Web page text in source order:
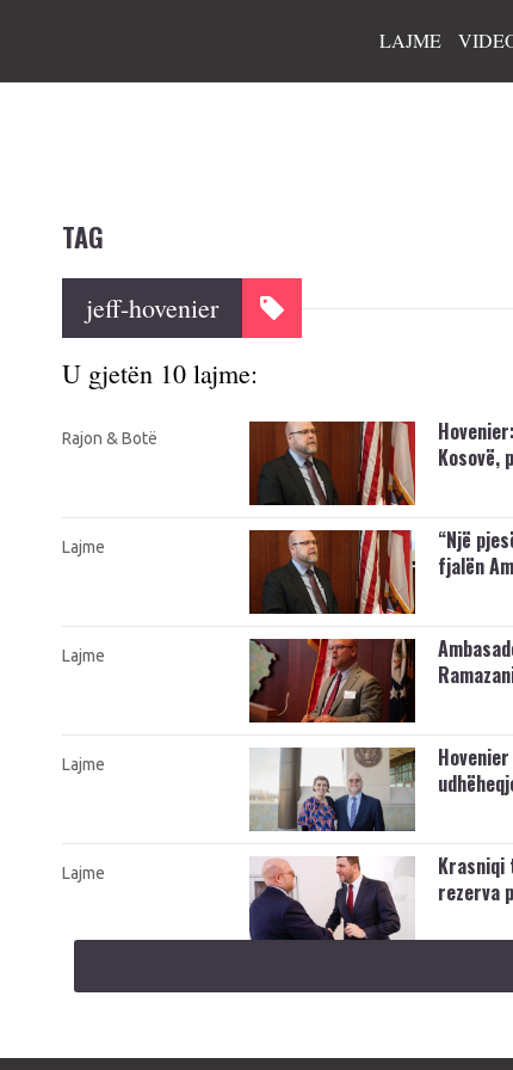
LAJME
TAG
jeff-hovenier
U gjetën 10 lajme:
Rajon & Botë
Kosovë,
Lajme
“Një
fjalën
Lajme
Lajme
Lajme
Krasniqi
rezerva